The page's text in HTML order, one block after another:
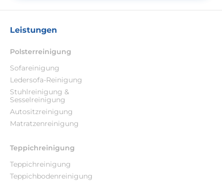
Leistungen
Polsterreinigung
Sofareinigung
Ledersofa-Reinigung
Stuhlreinigung &
Sesselreinigung
Autositzreinigung
Matratzenreinigung
Teppichreinigung
Teppichreinigung
Teppichbodenreinigung